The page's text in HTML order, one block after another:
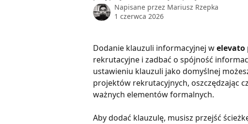
Napisane przez Mariusz Rzepka
1 czerwca 2026
Dodanie klauzuli informacyjnej w elevato
rekrutacyjne i zadbać o spójność
ustawieniu klauzuli jako domyślnej
projektów rekrutacyjnych, oszczędzając
ważnych elementów formalnych.
Aby dodać klauzulę, musisz przejść